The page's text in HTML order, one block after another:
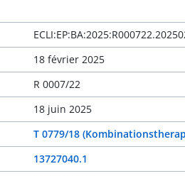
18 février 2025
R 0007/22
18 juin 2025
T 0779/18
13727040.1